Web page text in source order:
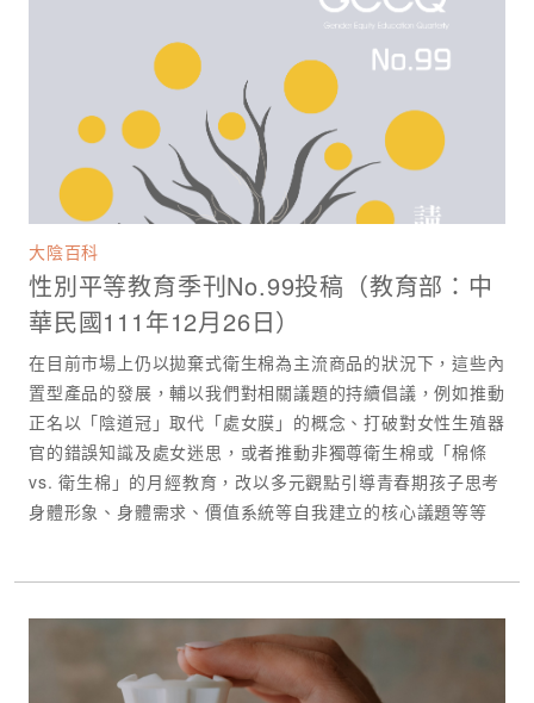
大陰百科
性別平等教育季刊No.99投稿（教育部：中
華民國111年12月26日）
在目前市場上仍以拋棄式衛生棉為主流商品的狀況下，這些內
置型產品的發展，輔以我們對相關議題的持續倡議，例如推動
正名以「陰道冠」取代「處女膜」的概念、打破對女性生殖器
官的錯誤知識及處女迷思，或者推動非獨尊衛生棉或「棉條
vs. 衛生棉」的月經教育，改以多元觀點引導青春期孩子思考
身體形象、身體需求、價值系統等自我建立的核心議題等等